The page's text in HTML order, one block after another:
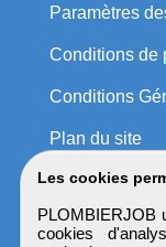
Les cookies
PLOMBIERJOB
cookies
Paramètres
Conditions de
Conditions
Plan du site